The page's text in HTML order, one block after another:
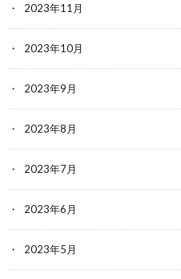
2023年11月
2023年10月
2023年9月
2023年8月
2023年7月
2023年6月
2023年5月